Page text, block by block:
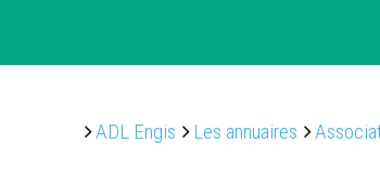
ADL Engis Les annuaires